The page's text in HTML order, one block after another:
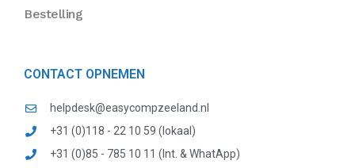
Bestelling
CONTACT OPNEMEN
helpdesk@easycompzeeland.nl
+31 (0)118 - 22 10 59 (lokaal)
+31 (0)85 - 785 10 11 (Int. & WhatApp)